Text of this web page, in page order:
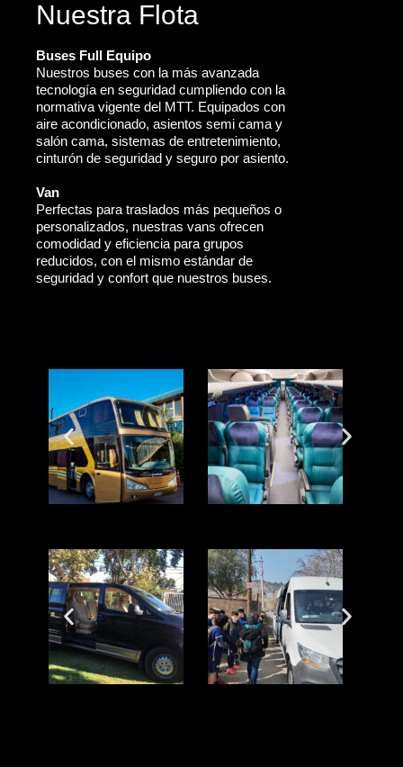
Nuestra Flota
Buses Full Equipo
Nuestros buses con la más avanzada
tecnología en seguridad cumpliendo con la
normativa vigente del MTT. Equipados con
aire acondicionado, asientos semi cama y
salón cama, sistemas de entretenimiento,
cinturón de seguridad y seguro por asiento.
Van
Perfectas para traslados más pequeños o
personalizados, nuestras vans ofrecen
comodidad y eficiencia para grupos
reducidos, con el mismo estándar de
seguridad y confort que nuestros buses.